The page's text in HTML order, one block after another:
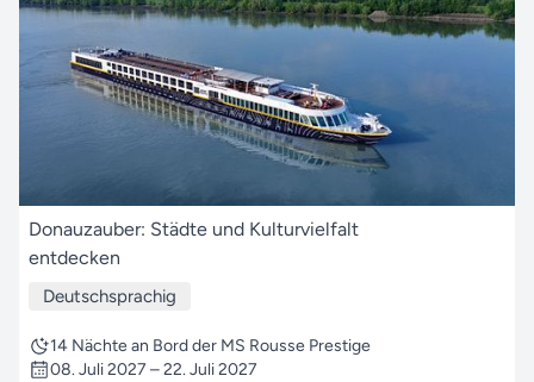
Donauzauber: Städte und Kulturvielfalt
entdecken
Deutschsprachig
14 Nächte an Bord der MS Rousse Prestige
08. Juli 2027 – 22. Juli 2027